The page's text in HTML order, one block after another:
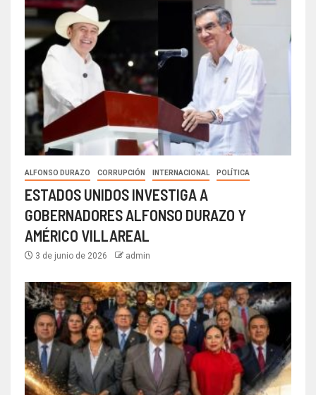
ALFONSO DURAZO CORRUPCIÓN INTERNACIONAL POLÍTICA
ESTADOS UNIDOS INVESTIGA A
GOBERNADORES ALFONSO DURAZO Y
AMÉRICO VILLAREAL
3 de junio de 2026 admin